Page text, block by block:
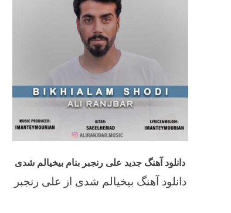
دانلود آهنگ جدید علی رنجبر بنام بیخیالم شدی
دانلود آهنگ بیخیالم شدی از علی رنجبر